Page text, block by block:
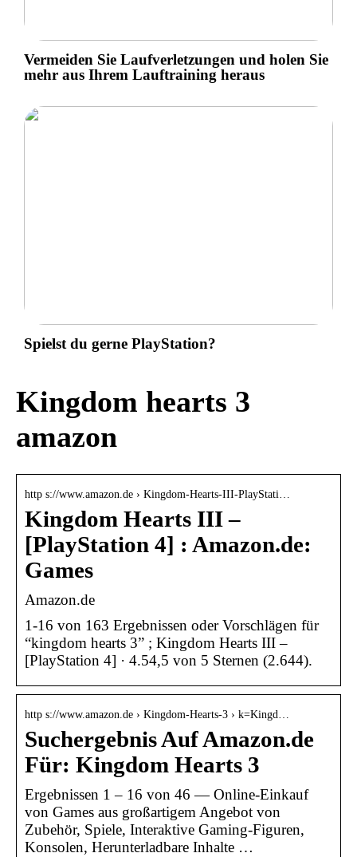
Vermeiden Sie Laufverletzungen und holen Sie
mehr aus Ihrem Lauftraining heraus
Spielst du gerne PlayStation?
Kingdom hearts 3
amazon
http s://www.amazon.de › Kingdom-Hearts-III-PlayStati…
Kingdom Hearts III –
[PlayStation 4] : Amazon.de:
Games
Amazon.de
1-16 von 163 Ergebnissen oder Vorschlägen für
“kingdom hearts 3” ; Kingdom Hearts III –
[PlayStation 4] · 4.54,5 von 5 Sternen (2.644).
http s://www.amazon.de › Kingdom-Hearts-3 › k=Kingd…
Suchergebnis Auf Amazon.de
Für: Kingdom Hearts 3
Ergebnissen 1 – 16 von 46 — Online-Einkauf
von Games aus großartigem Angebot von
Zubehör, Spiele, Interaktive Gaming-Figuren,
Konsolen, Herunterladbare Inhalte …